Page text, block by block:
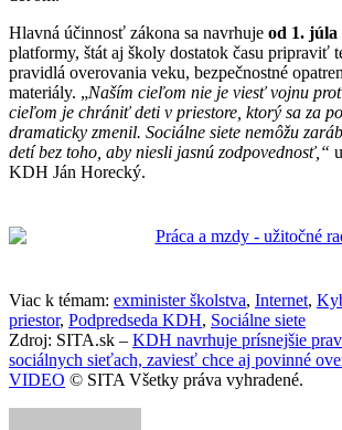
Hlavná účinnosť zákona sa navrhuje od 1. júla
platformy, štát aj školy dostatok času pripraviť
pravidlá overovania veku, bezpečnostné
materiály. „Naším cieľom nie je viesť vojnu
cieľom je chrániť deti v priestore, ktorý sa za
dramaticky zmenil. Sociálne siete nemôžu
detí bez toho, aby niesli jasnú zodpovednosť,“
KDH Ján Horecký.
Viac k témam: exminister školstva, Internet,
priestor, Podpredseda KDH, Sociálne siete
Zdroj: SITA.sk – KDH navrhuje prísnejšie
sociálnych sieťach, zaviesť chce aj povinné
VIDEO © SITA Všetky práva vyhradené.